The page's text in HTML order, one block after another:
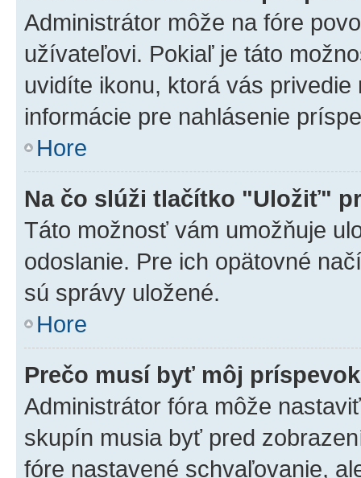
Administrátor môže na fóre
užívateľovi. Pokiaľ je táto
uvidíte ikonu, ktorá vás
informácie pre nahlásenie
Hore
Na čo slúži tlačítko "Uložiť"
Táto možnosť vám umožňuje
odoslanie. Pre ich opätovné
sú správy uložené.
Hore
Prečo musí byť môj
Administrátor fóra môže
skupín musia byť pred
fóre nastavené schvaľovanie,